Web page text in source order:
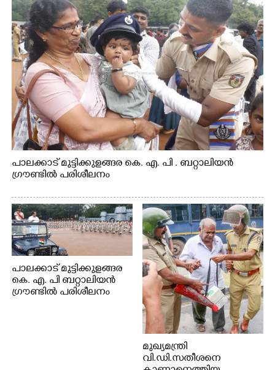
പാലക്കാട് മുട്ടിക്കുളങ്ങര കെ. എ. പി . ബറ്റാലിയൻ
ഗ്രൗണ്ടിൽ പരിശീലനം
പാലക്കാട് മുട്ടിക്കുളങ്ങര
കെ. എ. പി ബറ്റാലിയൻ
ഗ്രൗണ്ടിൽ പരിശീലനം
മുഖ്യമന്ത്രി
വി.ഡി.സതീശനെ